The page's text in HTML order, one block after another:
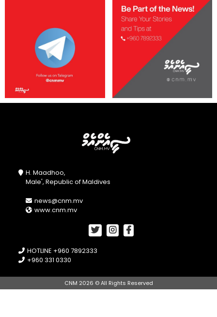
H. Maadhoo,
Male', Republic of Maldives
news@cnm.mv
www.cnm.mv
HOTLINE +960 7892333
+960 331 0330
CNM 2026 © All Rights Reserved